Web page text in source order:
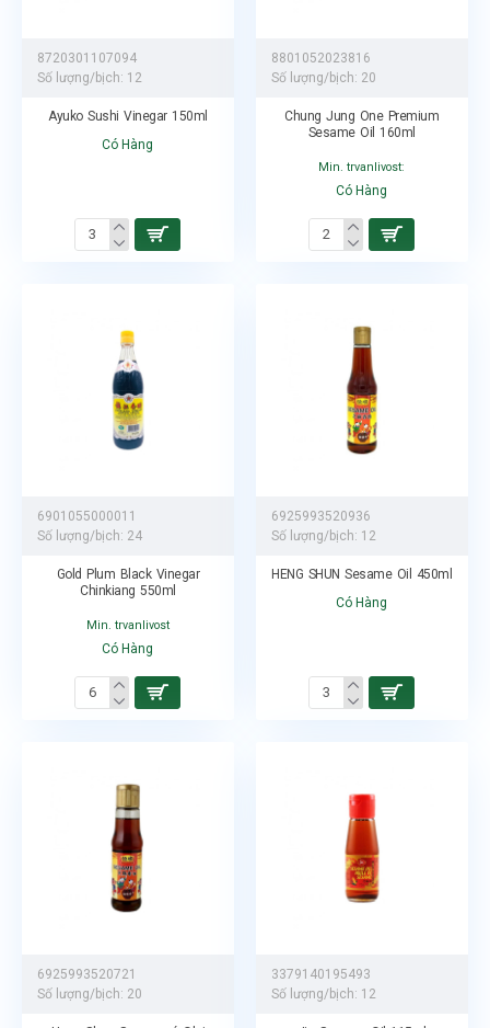
8720301107094
Số lượng/bịch: 12
Ayuko Sushi Vinegar 150ml
Có Hàng
8801052023816
Số lượng/bịch: 20
Chung Jung One Premium
Sesame Oil 160ml
Min. trvanlivost:
Có Hàng
6901055000011
Số lượng/bịch: 24
Gold Plum Black Vinegar
Chinkiang 550ml
Min. trvanlivost
Có Hàng
6925993520936
Số lượng/bịch: 12
HENG SHUN Sesame Oil 450ml
Có Hàng
6925993520721
Số lượng/bịch: 20
3379140195493
Số lượng/bịch: 12